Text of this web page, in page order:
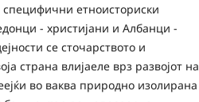
етноисториски
- христијани и Албанци -
се сточарството и
страна влијаеле врз развојот на
во ваква природно изолирана